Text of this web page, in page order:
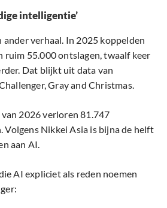
intelligentie’
verhaal. In 2025 koppelden
ruim 55.000 ontslagen, twaalf keer
Dat blijkt uit data van
Gray and Christmas.
2026 verloren 81.747
Volgens Nikkei Asia is bijna de helft
aan AI.
AI expliciet als reden noemen